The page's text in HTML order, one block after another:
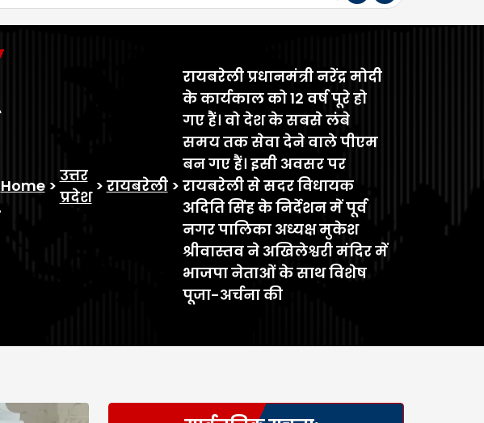
Home>
उत्तर
प्रदेश
> रायबरेली>
रायबरेली प्रधानमंत्री नरेंद्र मोदी
के कार्यकाल को 12 वर्ष पूरे हो
गए हैं। वो देश के सबसे लंबे
समय तक सेवा देने वाले पीएम
बन गए हैं। इसी अवसर पर
रायबरेली से सदर विधायक
अदिति सिंह के निर्देशन में पूर्व
नगर पालिका अध्यक्ष मुकेश
श्रीवास्तव ने अखिलेश्वरी मंदिर में
भाजपा नेताओं के साथ विशेष
पूजा-अर्चना की